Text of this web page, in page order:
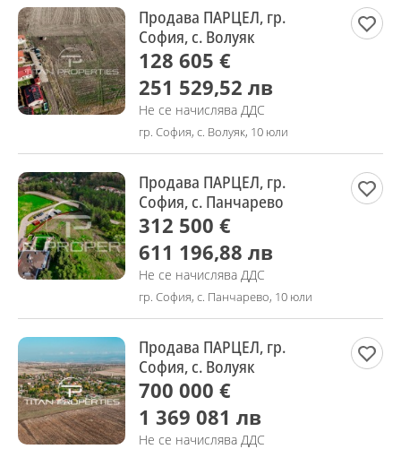
Продава ПАРЦЕЛ, гр.
София, с. Волуяк
128 605 €
251 529,52 лв
Не се начислява ДДС
гр. София, с. Волуяк, 10 юли
Продава ПАРЦЕЛ, гр.
София, с. Панчарево
312 500 €
611 196,88 лв
Не се начислява ДДС
гр. София, с. Панчарево, 10 юли
Продава ПАРЦЕЛ, гр.
София, с. Волуяк
700 000 €
1 369 081 лв
Не се начислява ДДС